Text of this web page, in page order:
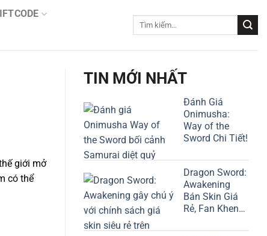
giới mở
có thể
TIN MỚI NHẤT
Đánh Giá
Onimusha:
Way of the
Sword Chi Tiết!
Dragon Sword:
Awakening
Bán Skin Giá
Rẻ, Fan Khen